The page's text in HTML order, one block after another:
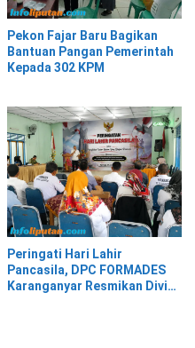
Pekon Fajar Baru Bagikan
Bantuan Pangan Pemerintah
Kepada 302 KPM
Peringati Hari Lahir
Pancasila, DPC FORMADES
Karanganyar Resmikan Divisi